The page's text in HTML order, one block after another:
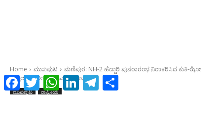
Facebook
TwitterWhatsApp
LinkedInTelegram